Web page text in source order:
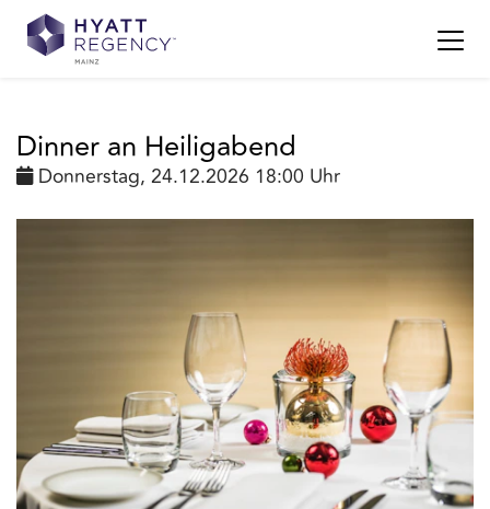
Dinner an Heiligabend
Donnerstag, 24.12.2026 18:00 Uhr